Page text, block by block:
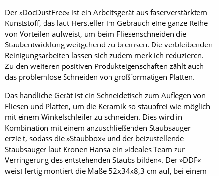
Der »DocDustFree« ist ein Arbeitsgerät aus faserverstärktem
Kunststoff, das laut Hersteller im Gebrauch eine ganze Reihe
von Vorteilen aufweist, um beim Fliesenschneiden die
Staubentwicklung weitgehend zu bremsen. Die verbleibenden
Reinigungsarbeiten lassen sich zudem merklich reduzieren.
Zu den weiteren positiven Produkteigenschaften zählt auch
das problemlose Schneiden von großformatigen Platten.
Das handliche Gerät ist ein Schneidetisch zum Auflegen von
Fliesen und Platten, um die Keramik so staubfrei wie möglich
mit einem Winkelschleifer zu schneiden. Dies wird in
Kombination mit einem anzuschließenden Staubsauger
erzielt, sodass die »Staubbox« und der beizustellende
Staubsauger laut Kronen Hansa ein »ideales Team zur
Verringerung des entstehenden Staubs bilden«. Der »DDF«
weist fertig montiert die Maße 52x34x8,3 cm auf, bei einem